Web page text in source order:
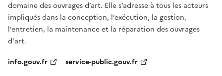
domaine des ouvrages d’art. Elle s’adresse à tous les acteurs
impliqués dans la conception, l’exécution, la gestion,
l’entretien, la maintenance et la réparation des ouvrages
d'art.
info.gouv.fr
service-public.gouv.fr